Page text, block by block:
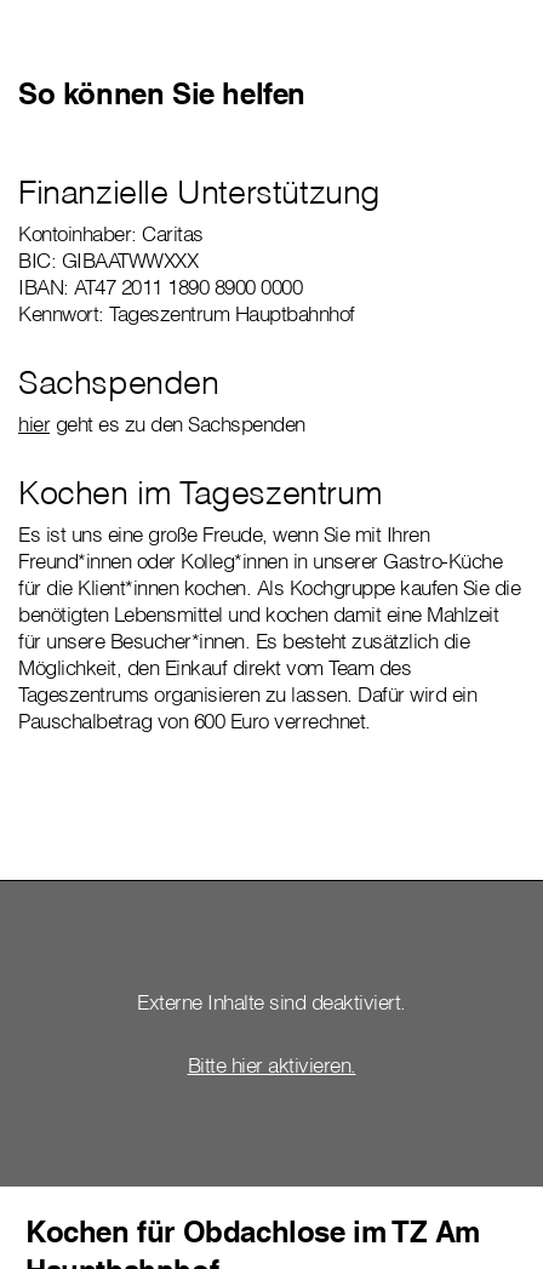
So können Sie helfen
Finanzielle Unterstützung
Kontoinhaber: Caritas
BIC: GIBAATWWXXX
IBAN: AT47 2011 1890 8900 0000
Kennwort: Tageszentrum Hauptbahnhof
Sachspenden
hiergeht es zu den Sachspenden
Kochen im Tageszentrum
Es ist uns eine große Freude, wenn Sie mit Ihren
Freund*innen oder Kolleg*innen in unserer Gastro-Küche
für die Klient*innen kochen. Als Kochgruppe kaufen Sie die
benötigten Lebensmittel und kochen damit eine Mahlzeit
für unsere Besucher*innen. Es besteht zusätzlich die
Möglichkeit, den Einkauf direkt vom Team des
Tageszentrums organisieren zu lassen. Dafür wird ein
Pauschalbetrag von 600 Euro verrechnet.
Externe Inhalte sind deaktiviert.
Bitte hier aktivieren.
Kochen für Obdachlose im TZ Am